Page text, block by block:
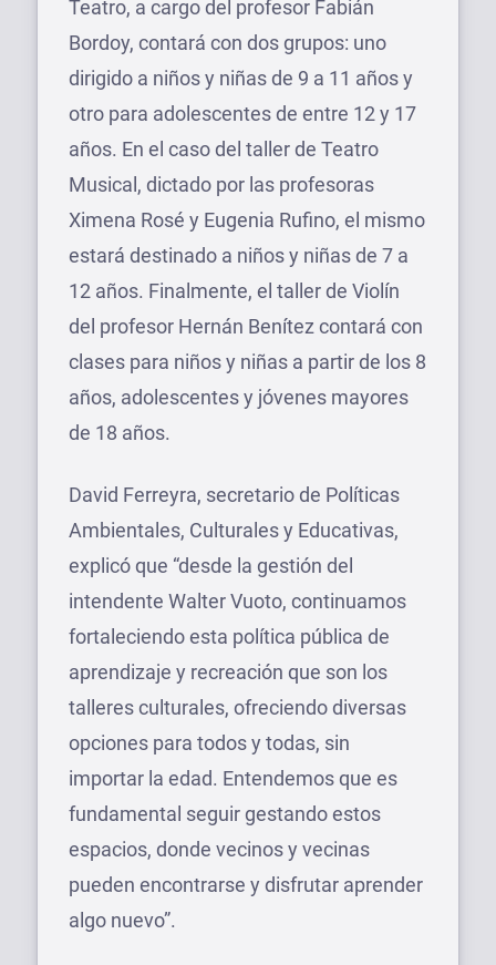
Teatro, a cargo del profesor Fabián
Bordoy, contará con dos grupos: uno
dirigido a niños y niñas de 9 a 11 años y
otro para adolescentes de entre 12 y 17
años. En el caso del taller de Teatro
Musical, dictado por las profesoras
Ximena Rosé y Eugenia Rufino, el mismo
estará destinado a niños y niñas de 7 a
12 años. Finalmente, el taller de Violín
del profesor Hernán Benítez contará con
clases para niños y niñas a partir de los 8
años, adolescentes y jóvenes mayores
de 18 años.
David Ferreyra, secretario de Políticas
Ambientales, Culturales y Educativas,
explicó que “desde la gestión del
intendente Walter Vuoto, continuamos
fortaleciendo esta política pública de
aprendizaje y recreación que son los
talleres culturales, ofreciendo diversas
opciones para todos y todas, sin
importar la edad. Entendemos que es
fundamental seguir gestando estos
espacios, donde vecinos y vecinas
pueden encontrarse y disfrutar aprender
algo nuevo”.